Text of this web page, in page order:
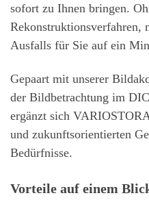
sofort zu Ihnen bringen.
Rekonstruktionsverfahren,
Ausfalls für Sie auf ein
Gepaart mit unserer
der Bildbetrachtung im
ergänzt sich
und zukunftsorientierten
Bedürfnisse.
Vorteile auf einem